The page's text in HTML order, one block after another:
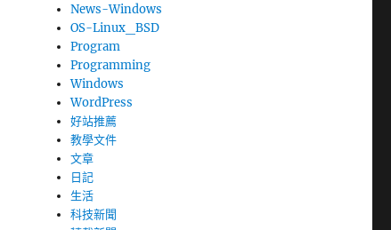
News-Windows
OS-Linux_BSD
Program
Programming
Windows
WordPress
好站推薦
教學文件
文章
日記
生活
科技新聞